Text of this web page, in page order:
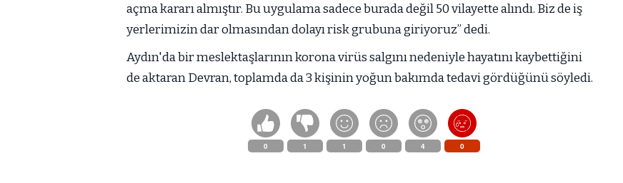
açma kararı almıştır. Bu uygulama sadece burada değil 50 vilayette alındı. Biz de iş
yerlerimizin dar olmasından dolayı risk grubuna giriyoruz” dedi.
Aydın'da bir meslektaşlarının korona virüs salgını nedeniyle hayatını kaybettiğini
de aktaran Devran, toplamda da 3 kişinin yoğun bakımda tedavi gördüğünü söyledi.
0 1 1 0 4 0